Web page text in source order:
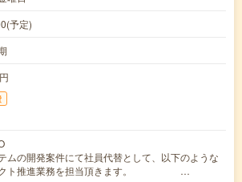
予定)
ムの開発案件にて社員代替として、以下のような
クト推進業務を担当頂きます。 …